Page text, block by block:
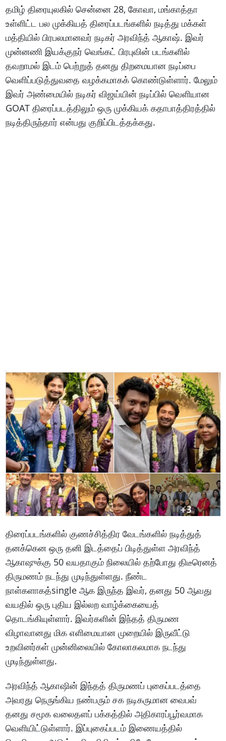
தமிழ் திரையுலகில் சென்னை 28, கோவா, மங்காத்தா
உள்ளிட்ட பல முக்கியத் திரைப்படங்களில் நடித்து மக்கள்
மத்தியில் பிரபலமானவர் நடிகர் அரவிந்த் ஆகாஷ். இவர்
முன்னணி இயக்குநர் வெங்கட் பிரபுவின் படங்களில்
தவறாமல் இடம் பெற்றுத் தனது திறமையான நடிப்பை
வெளிப்படுத்துவதை வழக்கமாகக் கொண்டுள்ளார். மேலும்
இவர் அண்மையில் நடிகர் விஜய்யின் நடிப்பில் வெளியான
GOAT திரைப்படத்திலும் ஒரு முக்கியக் கதாபாத்திரத்தில்
நடித்திருந்தார் என்பது குறிப்பிடத்தக்கது.
திரைப்படங்களில் குணச்சித்திர வேடங்களில் நடித்துத்
தனக்கென ஒரு தனி இடத்தைப் பிடித்துள்ள அரவிந்த்
ஆகாஷுக்கு 50 வயதாகும் நிலையில் தற்போது திடீரெனத்
திருமணம் நடந்து முடிந்துள்ளது. நீண்ட
நாள்களாகத்single ஆக இருந்த இவர், தனது 50 ஆவது
வயதில் ஒரு புதிய இல்லற வாழ்க்கையைத்
தொடங்கியுள்ளார். இவர்களின் இந்தத் திருமண
விழாவானது மிக எளிமையான முறையில் இருவீட்டு
உறவினர்கள் முன்னிலையில் கோலாகலமாக நடந்து
முடிந்துள்ளது.
அரவிந்த் ஆகாஷின் இந்தத் திருமணப் புகைப்படத்தை
அவரது நெருங்கிய நண்பரும் சக நடிகருமான வைபவ்
தனது சமூக வலைதளப் பக்கத்தில் அதிகாரப்பூர்வமாக
வெளியிட்டுள்ளார். இப்புகைப்படம் இணையத்தில்